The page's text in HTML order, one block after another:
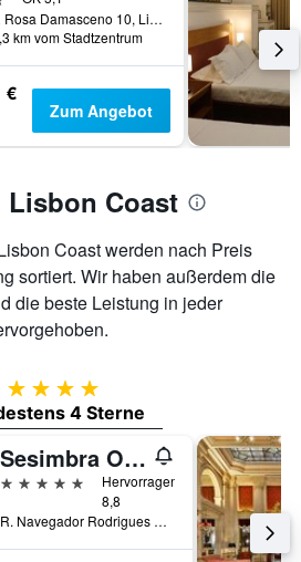
R Rosa Damasceno 10, Lissabon, Region Lissabon, Portugal
km vom Stadtzentrum
€
Zum Angebot
Coast
Coast werden nach Preis
sortiert. Wir haben außerdem die
die beste Leistung in jeder
4 Sterne
4 Sterne
Sesimbra Oceanfront Hotel - Preferred Hotels and Resorts
5 Sterne
Hervorragend
8,8
R. Navegador Rodrigues Soromenho D2, Sesimbra, Distrikt Setúbal, Portugal